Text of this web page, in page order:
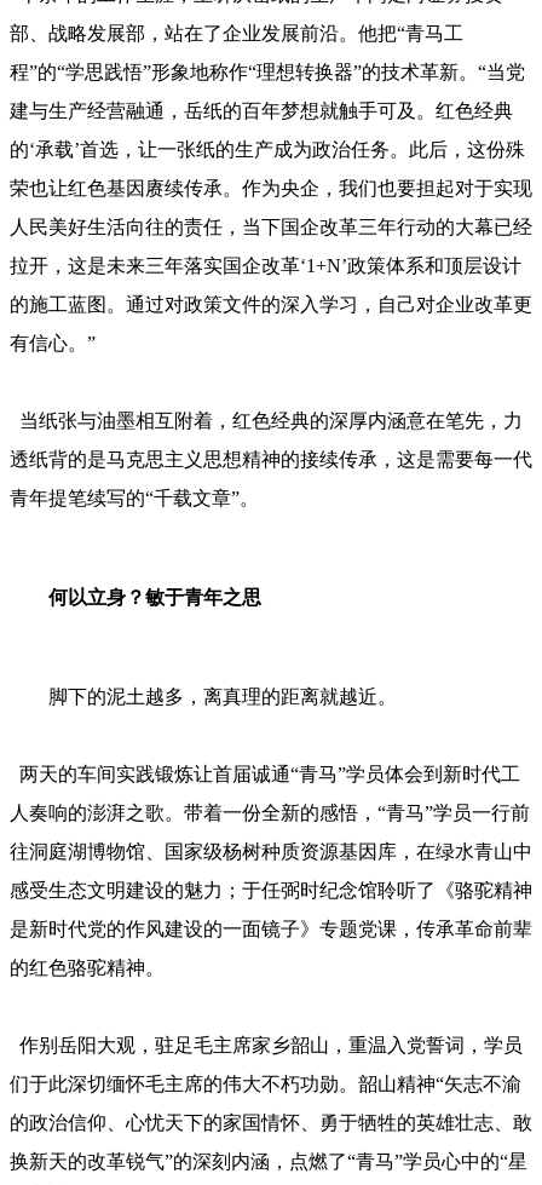
部、战略发展部，站在了企业发展前沿。他把“青马工
程”的“学思践悟”形象地称作“理想转换器”的技术革新。“当党
建与生产经营融通，岳纸的百年梦想就触手可及。红色经典
的‘承载’首选，让一张纸的生产成为政治任务。此后，这份殊
荣也让红色基因赓续传承。作为央企，我们也要担起对于实现
人民美好生活向往的责任，当下国企改革三年行动的大幕已经
拉开，这是未来三年落实国企改革‘1+N’政策体系和顶层设计
的施工蓝图。通过对政策文件的深入学习，自己对企业改革更
有信心。”
当纸张与油墨相互附着，红色经典的深厚内涵意在笔先，力
透纸背的是马克思主义思想精神的接续传承，这是需要每一代
青年提笔续写的“千载文章”。
何以立身？敏于青年之思
脚下的泥土越多，离真理的距离就越近。
两天的车间实践锻炼让首届诚通“青马”学员体会到新时代工
人奏响的澎湃之歌。带着一份全新的感悟，“青马”学员一行前
往洞庭湖博物馆、国家级杨树种质资源基因库，在绿水青山中
感受生态文明建设的魅力；于任弼时纪念馆聆听了《骆驼精神
是新时代党的作风建设的一面镜子》专题党课，传承革命前辈
的红色骆驼精神。
作别岳阳大观，驻足毛主席家乡韶山，重温入党誓词，学员
们于此深切缅怀毛主席的伟大不朽功勋。韶山精神“矢志不渝
的政治信仰、心忧天下的家国情怀、勇于牺牲的英雄壮志、敢
换新天的改革锐气”的深刻内涵，点燃了“青马”学员心中的“星